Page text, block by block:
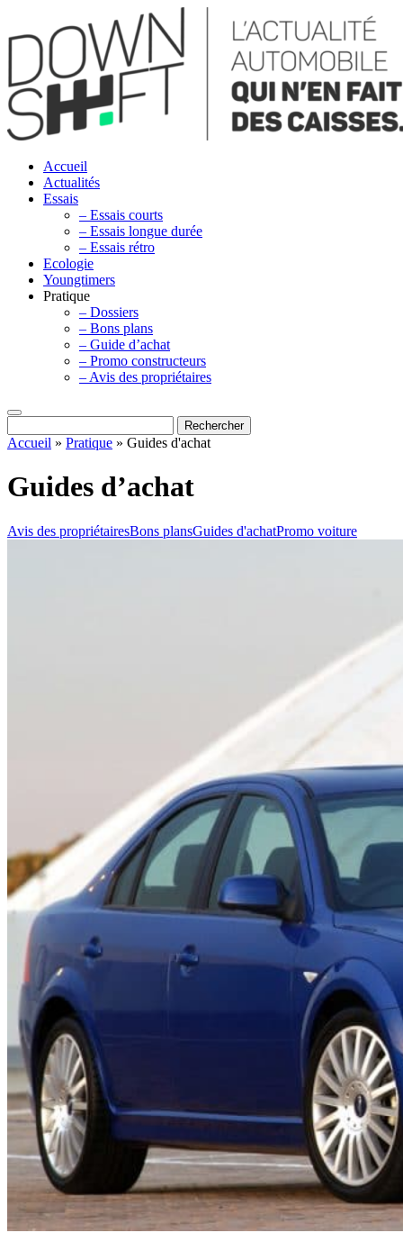
Accueil
Actualités
Essais
– Essais courts
– Essais longue durée
– Essais rétro
Ecologie
Youngtimers
Pratique
– Dossiers
– Bons plans
– Guide d’achat
– Promo constructeurs
– Avis des propriétaires
Accueil » Pratique » Guides d'achat
Guides d’achat
Avis des propriétairesBons plansGuides d'achatPromo voiture